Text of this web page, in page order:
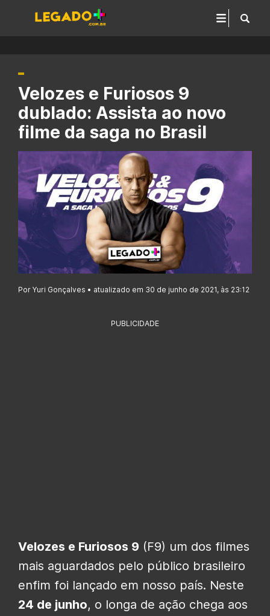
Velozes e Furiosos 9
dublado: Assista ao novo
filme da saga no Brasil
Por Yuri Gonçalves • atualizado em 30 de junho de 2021, às 23:12
PUBLICIDADE
Velozes e Furiosos 9 (F9) um dos filmes
mais aguardados pelo público brasileiro
enfim foi lançado em nosso país. Neste
24 de junho, o longa de ação chega aos